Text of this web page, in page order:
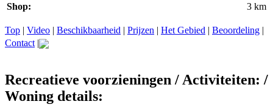
Shop:
3 km
Top | Video | Beschikbaarheid | Prijzen | Het Gebied | Beoordeling |
Contact |
Recreatieve voorzieningen / Activiteiten: /
Woning details: